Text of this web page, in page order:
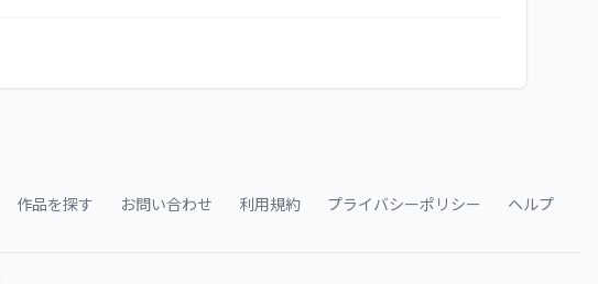
作品を探す お問い合わせ 利用規約 プライバシーポリシー ヘルプ